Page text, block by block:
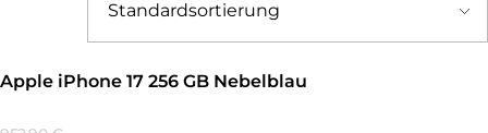
Apple iPhone 17 256 GB Nebelblau